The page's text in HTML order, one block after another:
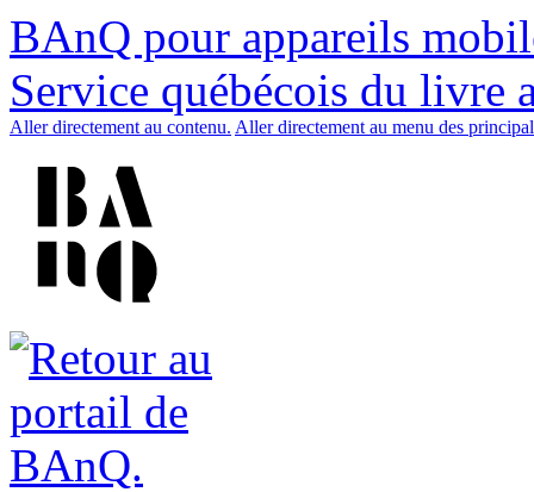
BAnQ pour appareils
Service québécois du livre
Aller directement au contenu. Aller directement au menu des